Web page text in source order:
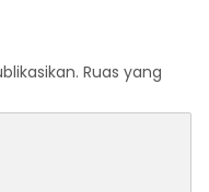
Ruas yang